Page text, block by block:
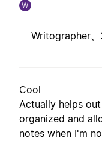
W
Writographer、
Cool
Actually helps
organized and
notes when I'm